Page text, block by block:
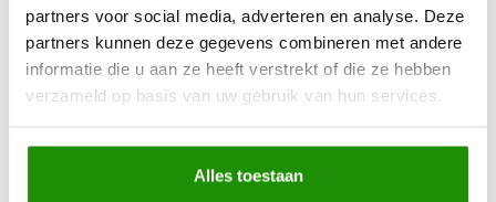
partners voor social media, adverteren en analyse. Deze
partners kunnen deze gegevens combineren met andere
informatie die u aan ze heeft verstrekt of die ze hebben
verzameld op basis van uw gebruik van hun services.
Alles toestaan
Misutonida EU-Front
Misutonida EU-Front